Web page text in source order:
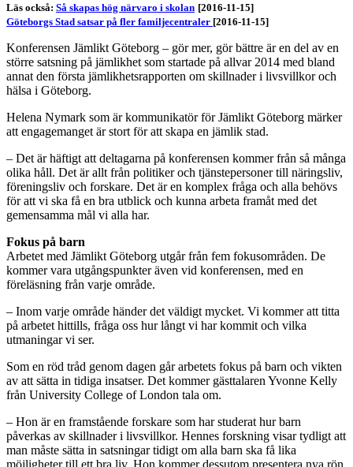
Läs också: Så skapas hög närvaro i skolan [2016-11-15]
Göteborgs Stad satsar på fler familjecentraler [2016-11-15]
Konferensen Jämlikt Göteborg – gör mer, gör bättre är en del av en
större satsning på jämlikhet som startade på allvar 2014 med bland
annat den första jämlikhetsrapporten om skillnader i livsvillkor och
hälsa i Göteborg.
Helena Nymark som är kommunikatör för Jämlikt Göteborg märker
att engagemanget är stort för att skapa en jämlik stad.
– Det är häftigt att deltagarna på konferensen kommer från så många
olika håll. Det är allt från politiker och tjänstepersoner till näringsliv,
föreningsliv och forskare. Det är en komplex fråga och alla behövs
för att vi ska få en bra utblick och kunna arbeta framåt med det
gemensamma mål vi alla har.
Fokus på barn
Arbetet med Jämlikt Göteborg utgår från fem fokusområden. De
kommer vara utgångspunkter även vid konferensen, med en
föreläsning från varje område.
– Inom varje område händer det väldigt mycket. Vi kommer att titta
på arbetet hittills, fråga oss hur långt vi har kommit och vilka
utmaningar vi ser.
Som en röd tråd genom dagen går arbetets fokus på barn och vikten
av att sätta in tidiga insatser. Det kommer gästtalaren Yvonne Kelly
från University College of London tala om.
– Hon är en framstående forskare som har studerat hur barn
påverkas av skillnader i livsvillkor. Hennes forskning visar tydligt att
man måste sätta in satsningar tidigt om alla barn ska få lika
möjligheter till ett bra liv. Hon kommer dessutom presentera nya rön